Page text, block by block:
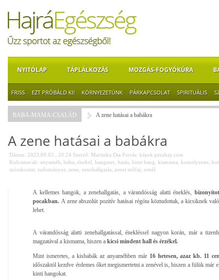
NYITÓLAP TÁPLÁLKOZÁS MOZGÁS-FOGYÓKÚRA
FRISS EZT PRÓBÁLD KI! KÖRNYEZETÜNK PÁRKAPCSOLAT SPIRITUÁLIS
BABA-MAMA-CSALÁD A zene hatásai a babákra
A zene hatásai a babákra
Dátum: 2023.09.03., 20:24 Szerző: Martinka Dia Forrás: képek:pixabay.com
Kulcsszavak: anyaméh baba énekel hangszer hatás kinti hang kismama komolyzene
szórakoztat tudományos zene zenehallgatás zenei műfaj zenél
A kellemes hangok, a zenehallgatás, a várandósság alatti éneklés,
pocakban. A zene abszolút pozitív hatásai régóta köztudottak, a kicsiknek
lehet.
A várandósság alatti zenehallgatással, énekléssel nagyon korán, már a
magzatával a kismama, hiszen a kicsi mindent hall és érzékel.
Mint ismeretes, a kisbabák az anyaméhben már 16 hetesen, azaz kb. 11
időszaktól kezdve érdemes őket megismertetni a zenével is, hiszen a fülük már
kinti hangokat.